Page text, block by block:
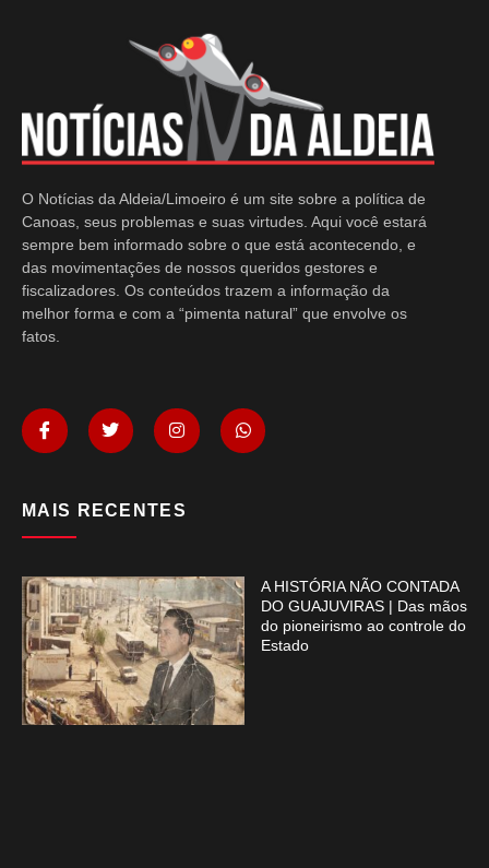
O Notícias da Aldeia/Limoeiro é um site sobre a política de
Canoas, seus problemas e suas virtudes. Aqui você estará
sempre bem informado sobre o que está acontecendo, e
das movimentações de nossos queridos gestores e
fiscalizadores. Os conteúdos trazem a informação da
melhor forma e com a “pimenta natural” que envolve os
fatos.
MAIS RECENTES
A HISTÓRIA NÃO CONTADA
DO GUAJUVIRAS | Das mãos
do pioneirismo ao controle do
Estado